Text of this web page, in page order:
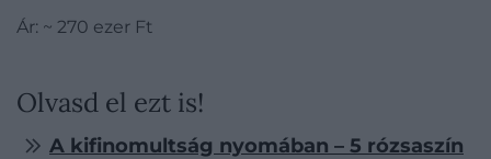
Ár: ~ 270 ezer Ft
Olvasd el ezt is!
A kifinomultság nyomában – 5 rózsaszín